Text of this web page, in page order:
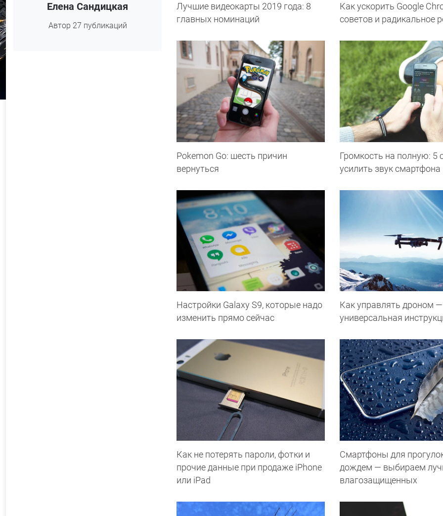
Елена Сандицкая
Автор 27 публикаций
Лучшие видеокарты 2019 года: 8
главных номинаций
Как ускорить Google
советов и радикальное
Pokemon Go: шесть причин
вернуться
Громкость на полную: 5
усилить звук смартфона
Настройки Galaxy S9, которые надо
изменить прямо сейчас
Как управлять дроном —
универсальная
Как не потерять пароли, фотки и
прочие данные при продаже iPhone
или iPad
Смартфоны для
дождем — выбираем
влагозащищенных